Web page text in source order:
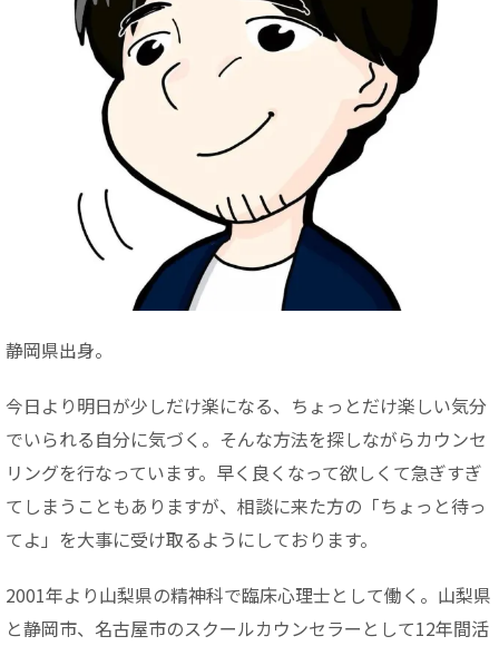
静岡県出身。
今日より明日が少しだけ楽になる、ちょっとだけ楽しい気分
でいられる自分に気づく。そんな方法を探しながらカウンセ
リングを行なっています。早く良くなって欲しくて急ぎすぎ
てしまうこともありますが、相談に来た方の「ちょっと待っ
てよ」を大事に受け取るようにしております。
2001年より山梨県の精神科で臨床心理士として働く。山梨県
と静岡市、名古屋市のスクールカウンセラーとして12年間活